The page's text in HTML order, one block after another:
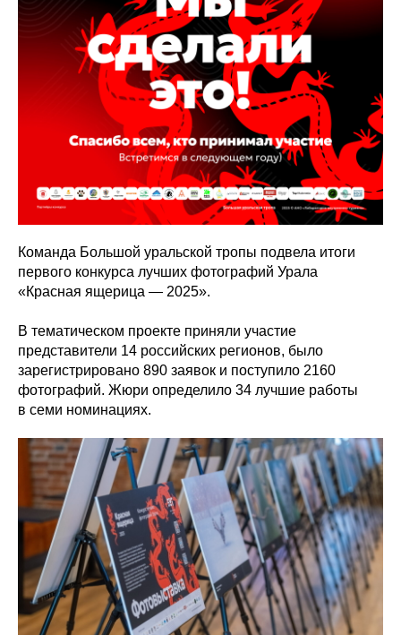
Команда Большой уральской тропы подвела итоги
первого конкурса лучших фотографий Урала
«Красная ящерица — 2025».
В тематическом проекте приняли участие
представители 14 российских регионов, было
зарегистрировано 890 заявок и поступило 2160
фотографий. Жюри определило 34 лучшие работы
в семи номинациях.